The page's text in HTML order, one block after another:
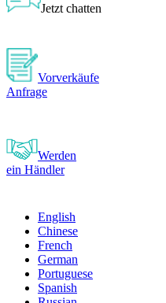
Jetzt chatten
Vorverkäufe
Anfrage
Werden
ein Händler
English
Chinese
French
German
Portuguese
Spanish